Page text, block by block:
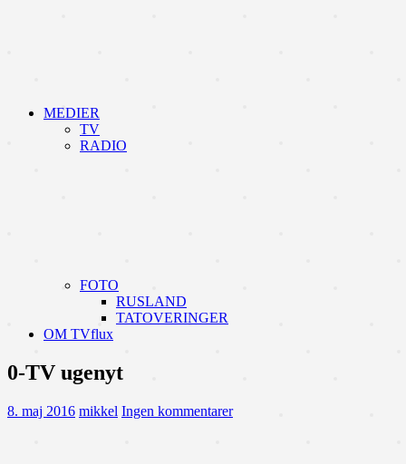
MEDIER
TV
RADIO
FOTO
RUSLAND
TATOVERINGER
OM TVflux
0-TV ugenyt
8. maj 2016 mikkel Ingen kommentarer